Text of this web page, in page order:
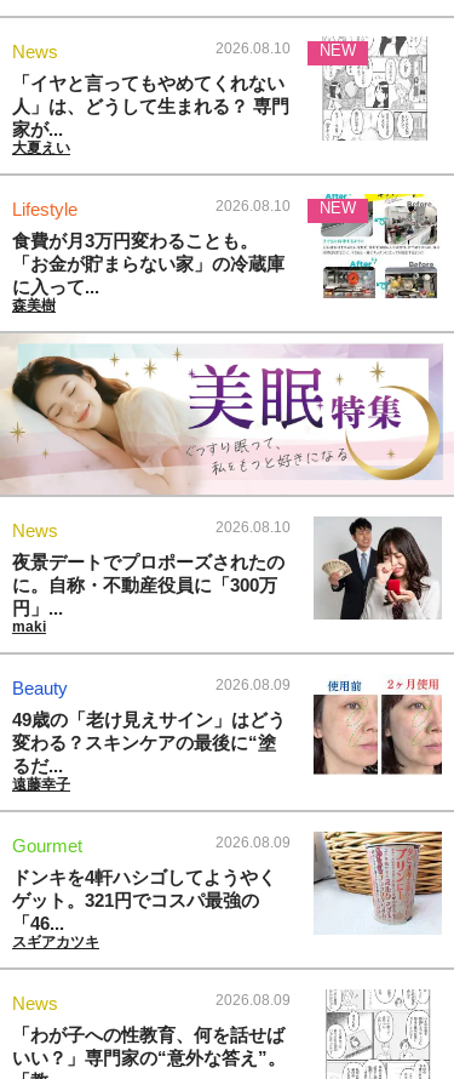
News 2026.08.10
「イヤと言ってもやめてくれない
人」は、どうして生まれる？ 専門
家が...
大夏えい
NEW
Lifestyle 2026.08.10
食費が月3万円変わることも。
「お金が貯まらない家」の冷蔵庫
に入って...
森美樹
NEW
News 2026.08.10
夜景デートでプロポーズされたの
に。自称・不動産役員に「300万
円」...
maki
Beauty 2026.08.09
49歳の「老け見えサイン」はどう
変わる？スキンケアの最後に“塗
るだ...
遠藤幸子
Gourmet 2026.08.09
ドンキを4軒ハシゴしてようやく
ゲット。321円でコスパ最強の
「46...
スギアカツキ
News 2026.08.09
「わが子への性教育、何を話せば
いい？」専門家の“意外な答え”。